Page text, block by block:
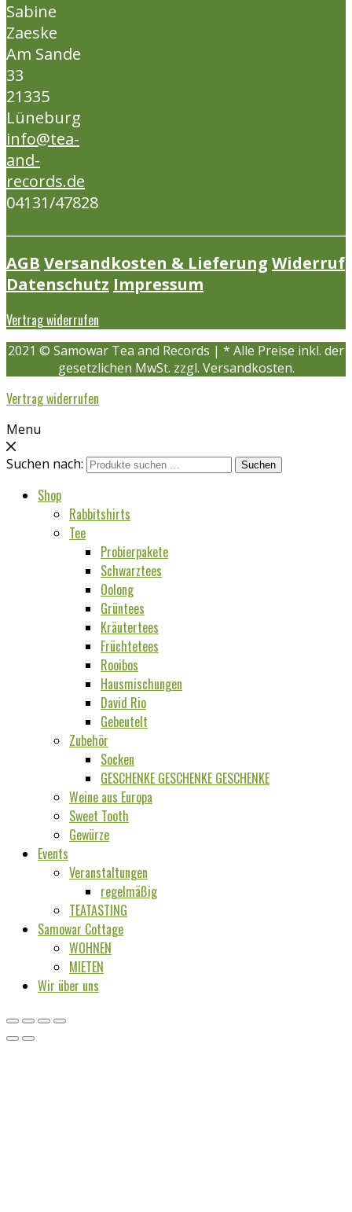
Sabine
Zaeske
Am Sande
33
21335
Lüneburg
info@tea-
and-
records.de
04131/47828
AGB Versandkosten & Lieferung Widerruf
Datenschutz Impressum
Vertrag widerrufen
2021 © Samowar Tea and Records | * Alle Preise inkl. der
gesetzlichen MwSt. zzgl. Versandkosten.
Vertrag widerrufen
Menu
Suchen nach:
Suchen
Shop
Rabbitshirts
Tee
Probierpakete
Schwarztees
Oolong
Grüntees
Kräutertees
Früchtetees
Rooibos
Hausmischungen
David Rio
Gebeutelt
Zubehör
Socken
GESCHENKE GESCHENKE GESCHENKE
Weine aus Europa
Sweet Tooth
Gewürze
Events
Veranstaltungen
regelmäßig
TEATASTING
Samowar Cottage
WOHNEN
MIETEN
Wir über uns